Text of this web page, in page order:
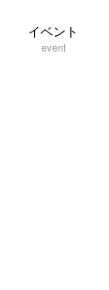
イベント
event